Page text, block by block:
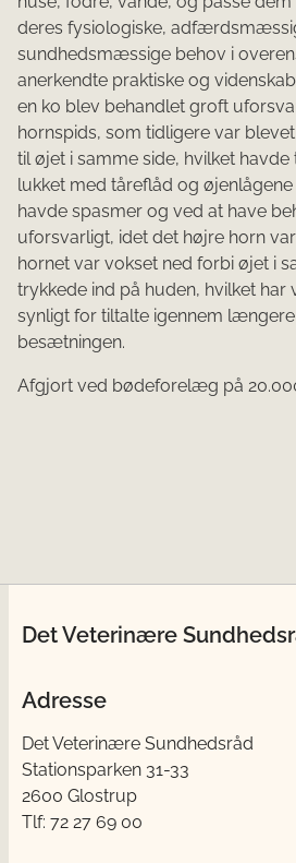
deres fysiologiske,
sundhedsmæssige behov i
anerkendte praktiske og
en ko blev behandlet groft
hornspids, som tidligere var
til øjet i samme side, hvilket
lukket med tåreflåd og
havde spasmer og ved at have
uforsvarligt, idet det højre horn
hornet var vokset ned forbi øjet i
trykkede ind på huden, hvilket
syn­ligt for tiltalte igennem
besætningen.
Afgjort ved bødeforelæg på
Det Veterinære
Adresse
Det Veterinære Sundhedsråd
Stationsparken 31-33
2600 Glostrup
Tlf: 72 27 69 00